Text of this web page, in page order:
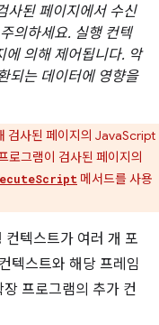
사된 페이지에서 수신
의하세요. 실행 컨텍
에 의해 제어됩니다. 악
되는 데이터에 영향을
검사된 페이지의 JavaScript
로그램이 검사된 페이지의
메서드를 사용
텍스트가 여러 개 포
텍스트와 해당 프레임
프로그램의 추가 컨